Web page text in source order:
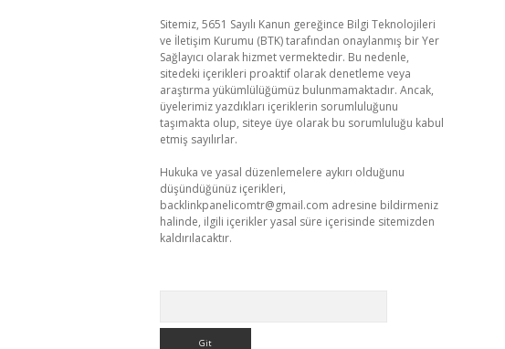
Sitemiz, 5651 Sayılı Kanun gereğince Bilgi Teknolojileri
ve İletişim Kurumu (BTK) tarafından onaylanmış bir Yer
Sağlayıcı olarak hizmet vermektedir. Bu nedenle,
sitedeki içerikleri proaktif olarak denetleme veya
araştırma yükümlülüğümüz bulunmamaktadır. Ancak,
üyelerimiz yazdıkları içeriklerin sorumluluğunu
taşımakta olup, siteye üye olarak bu sorumluluğu kabul
etmiş sayılırlar.
Hukuka ve yasal düzenlemelere aykırı olduğunu
düşündüğünüz içerikleri,
backlinkpanelicomtr@gmail.com adresine bildirmeniz
halinde, ilgili içerikler yasal süre içerisinde sitemizden
kaldırılacaktır.